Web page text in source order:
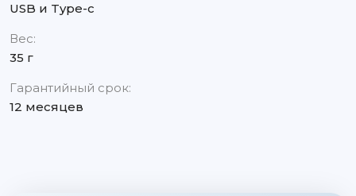
USB и Type-c
Вес:
35 г
Гарантийный срок:
12 месяцев